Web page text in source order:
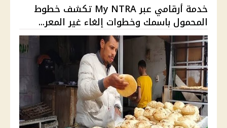
خدمة أرقامي عبر My NTRA تكشف خطوط
المحمول باسمك وخطوات إلغاء غير المعر...